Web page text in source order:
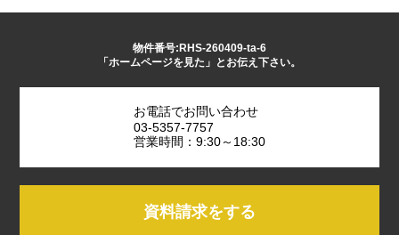
物件番号:RHS-260409-ta-6
「ホームページを見た」とお伝え下さい。
お電話でお問い合わせ
03-5357-7757
営業時間：9:30～18:30
資料請求をする